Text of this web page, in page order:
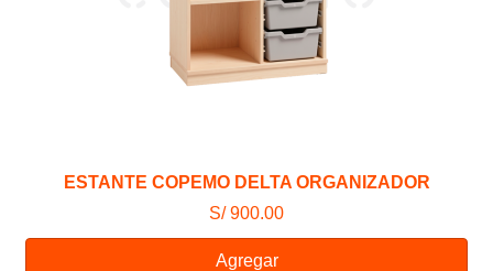
ESTANTE COPEMO DELTA ORGANIZADOR
S/ 900.00
Agregar